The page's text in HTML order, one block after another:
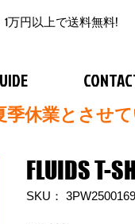
1万円以上で送料無料!
季休業とさせ
FLUIDS T-
SKU：